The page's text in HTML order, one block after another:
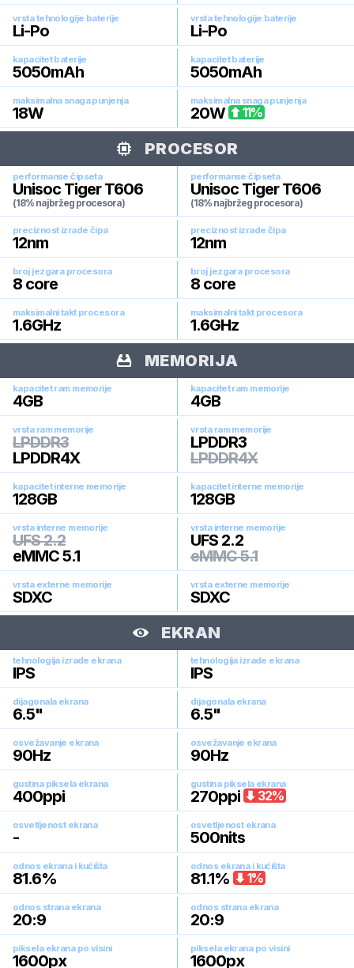
vrsta tehnologije baterije
Li-Po
vrsta tehnologije baterije
Li-Po
kapacitet baterije
5050mAh
kapacitet baterije
5050mAh
maksimalna snaga punjenja
18W
maksimalna snaga punjenja
20W 11%
PROCESOR
performanse čipseta
Unisoc Tiger T606
(18% najbržeg procesora)
performanse čipseta
Unisoc Tiger T606
(18% najbržeg procesora)
preciznost izrade čipa
12nm
preciznost izrade čipa
12nm
broj jezgara procesora
8 core
broj jezgara procesora
8 core
maksimalni takt procesora
1.6GHz
maksimalni takt procesora
1.6GHz
MEMORIJA
kapacitet ram memorije
4GB
kapacitet ram memorije
4GB
vrsta ram memorije
LPDDR3
LPDDR4X
vrsta ram memorije
LPDDR3
LPDDR4X
kapacitet interne memorije
128GB
kapacitet interne memorije
128GB
vrsta interne memorije
UFS 2.2
eMMC 5.1
vrsta interne memorije
UFS 2.2
eMMC 5.1
vrsta externe memorije
SDXC
vrsta externe memorije
SDXC
EKRAN
tehnologija izrade ekrana
IPS
tehnologija izrade ekrana
IPS
dijagonala ekrana
6.5"
dijagonala ekrana
6.5"
osvežavanje ekrana
90Hz
osvežavanje ekrana
90Hz
gustina piksela ekrana
400ppi
gustina piksela ekrana
270ppi 32%
osvetljenost ekrana
-
osvetljenost ekrana
500nits
odnos ekrana i kućišta
81.6%
odnos ekrana i kućišta
81.1% 1%
odnos strana ekrana
20:9
odnos strana ekrana
20:9
piksela ekrana po visini
1600px
piksela ekrana po visini
1600px